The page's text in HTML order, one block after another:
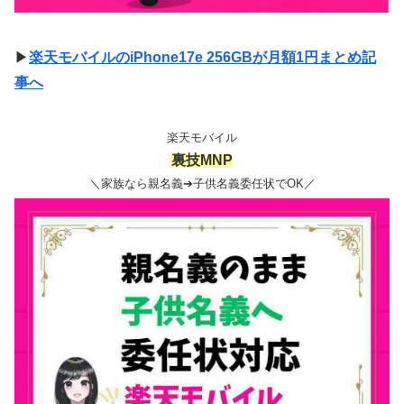
▶楽天モバイルのiPhone17e 256GBが月額1円まとめ記
事へ
楽天モバイル
裏技MNP
＼家族なら親名義➔子供名義委任状でOK／